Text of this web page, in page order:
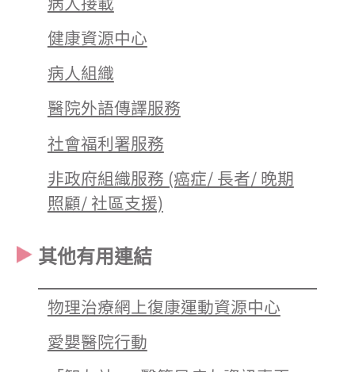
健康資源中心
病人組織
醫院外語傳譯服務
社會福利署服務
非政府組織服務 (癌症/ 長者/ 晚期
照顧/ 社區支援)
其他有用連結
物理治療網上復康運動資源中心
愛嬰醫院行動